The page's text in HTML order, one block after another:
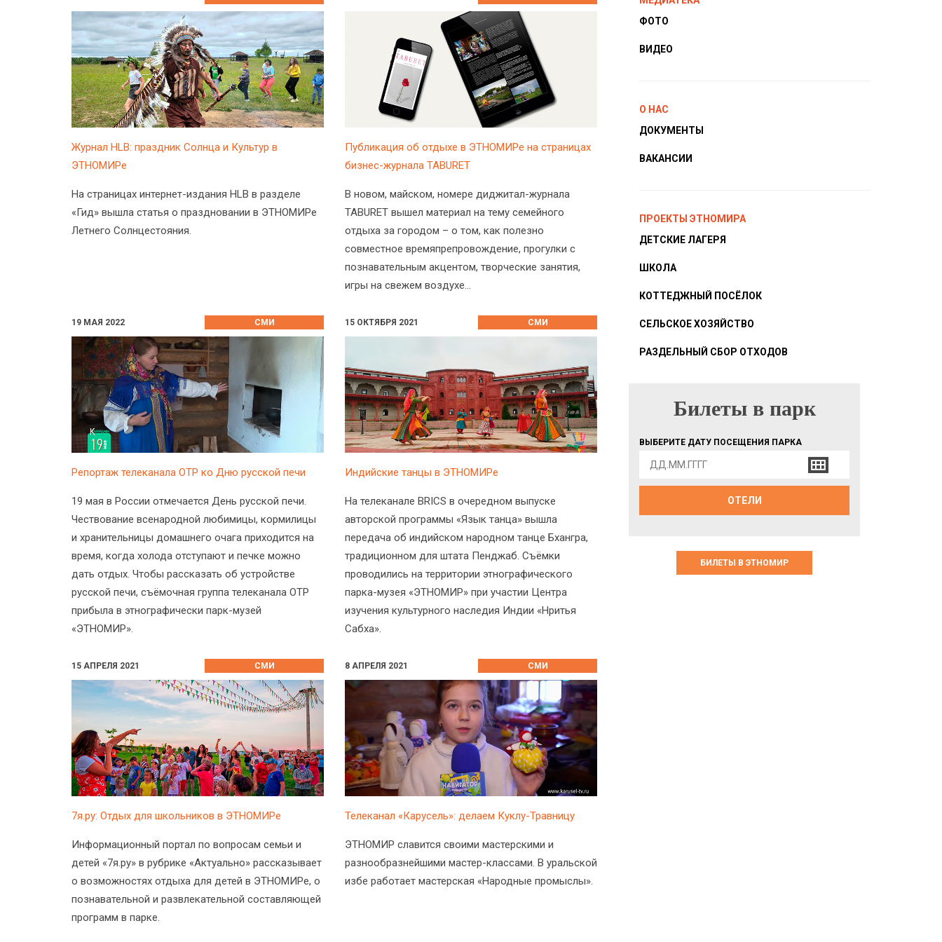
Журнал HLB: праздник Солнца и Культур в
ЭТНОМИРе
На страницах интернет-издания HLB в разделе
«Гид» вышла статья о праздновании в ЭТНОМИРе
Летнего Солнцестояния.
Публикация об отдыхе в ЭТНОМИРе на страницах
бизнес-журнала TABURET
В новом, майском, номере диджитал-журнала
TABURET вышел материал на тему семейного
отдыха за городом – о том, как полезно
совместное времяпрепровождение, прогулки с
познавательным акцентом, творческие занятия,
игры на свежем воздухе…
19 МАЯ 2022 СМИ
Репортаж телеканала ОТР ко Дню русской печи
19 мая в России отмечается День русской печи.
Чествование всенародной любимицы, кормилицы
и хранительницы домашнего очага приходится на
время, когда холода отступают и печке можно
дать отдых. Чтобы рассказать об устройстве
русской печи, съёмочная группа телеканала ОТР
прибыла в этнографически парк-музей
«ЭТНОМИР».
15 ОКТЯБРЯ 2021 СМИ
Индийские танцы в ЭТНОМИРе
На телеканале BRICS в очередном выпуске
авторской программы «Язык танца» вышла
передача об индийском народном танце Бхангра,
традиционном для штата Пенджаб. Съёмки
проводились на территории этнографического
парка-музея «ЭТНОМИР» при участии Центра
изучения культурного наследия Индии «Нритья
Сабха».
15 АПРЕЛЯ 2021 СМИ
7я.ру: Отдых для школьников в ЭТНОМИРе
Информационный портал по вопросам семьи и
детей «7я.ру» в рубрике «Актуально» рассказывает
о возможностях отдыха для детей в ЭТНОМИРе, о
познавательной и развлекательной составляющей
программ в парке.
8 АПРЕЛЯ 2021 СМИ
Телеканал «Карусель»: делаем Куклу-Травницу
ЭТНОМИР славится своими мастерскими и
разнообразнейшими мастер-классами. В уральской
избе работает мастерская «Народные промыслы».
ФОТО
ВИДЕО
О НАС
ДОКУМЕНТЫ
ВАКАНСИИ
ПРОЕКТЫ ЭТНОМИРА
ДЕТСКИЕ ЛАГЕРЯ
ШКОЛА
КОТТЕДЖНЫЙ ПОСЁЛОК
СЕЛЬСКОЕ ХОЗЯЙСТВО
РАЗДЕЛЬНЫЙ СБОР ОТХОДОВ
БИЛЕТЫ В ПАРК
Билеты в парк
ВЫБЕРИТЕ ДАТУ ПОСЕЩЕНИЯ ПАРКА
ОТЕЛИ
БИЛЕТЫ В ЭТНОМИР